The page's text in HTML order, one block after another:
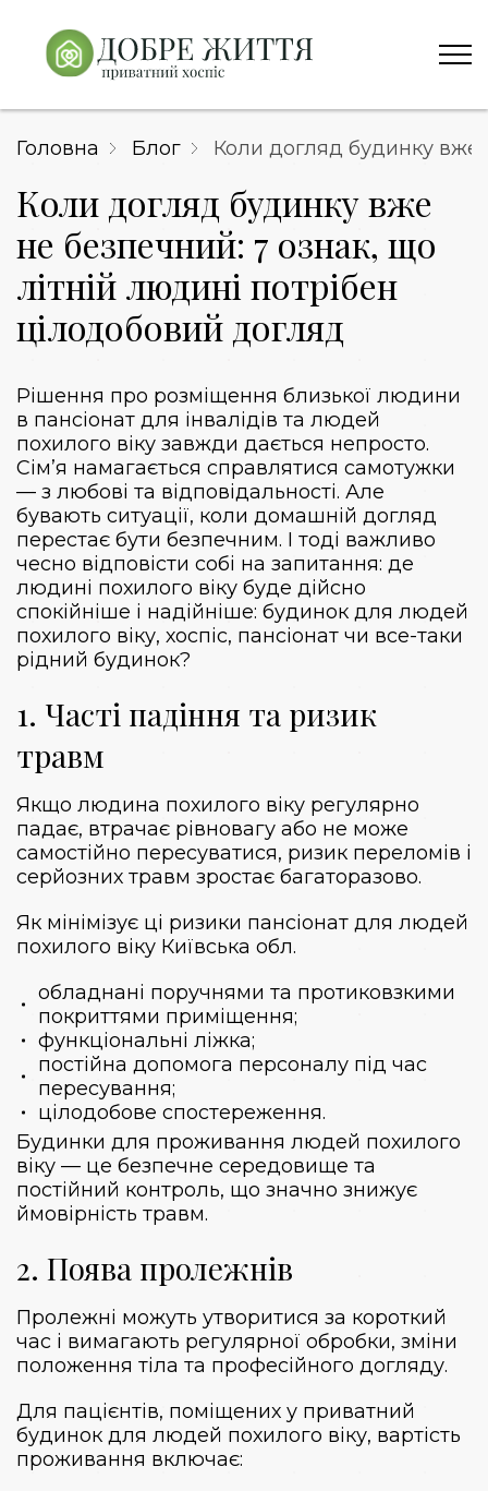
Головна Блог Коли догляд будинку вже
Коли догляд будинку вже
не безпечний: 7 ознак, що
літній людині потрібен
цілодобовий догляд
Рішення про розміщення близької людини
в пансіонат для інвалідів та людей
похилого віку завжди дається непросто.
Сім’я намагається справлятися самотужки
— з любові та відповідальності. Але
бувають ситуації, коли домашній догляд
перестає бути безпечним. І тоді важливо
чесно відповісти собі на запитання: де
людині похилого віку буде дійсно
спокійніше і надійніше: будинок для людей
похилого віку, хоспіс, пансіонат чи все-таки
рідний будинок?
1. Часті падіння та ризик
травм
Якщо людина похилого віку регулярно
падає, втрачає рівновагу або не може
самостійно пересуватися, ризик переломів і
серйозних травм зростає багаторазово.
Як мінімізує ці ризики пансіонат для людей
похилого віку Київська обл.
обладнані поручнями та протиковзкими
покриттями приміщення;
функціональні ліжка;
постійна допомога персоналу під час
пересування;
цілодобове спостереження.
Будинки для проживання людей похилого
віку — це безпечне середовище та
постійний контроль, що значно знижує
ймовірність травм.
2. Поява пролежнів
Пролежні можуть утворитися за короткий
час і вимагають регулярної обробки, зміни
положення тіла та професійного догляду.
Для пацієнтів, поміщених у приватний
будинок для людей похилого віку, вартість
проживання включає: